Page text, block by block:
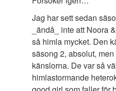
Jag har sett sedan
_ändå_ inte att Noora
så himla mycket. Den
säsong 2, absolut,
känslorna. De var så
himlastormande